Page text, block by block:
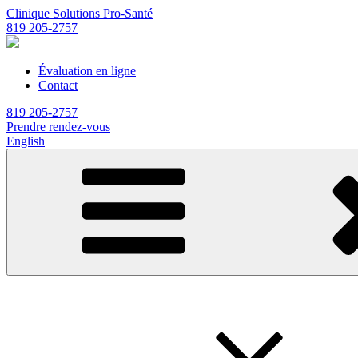
Clinique Solutions Pro-Santé
819 205-2757
Évaluation en ligne
Contact
819 205-2757
Prendre rendez-vous
English